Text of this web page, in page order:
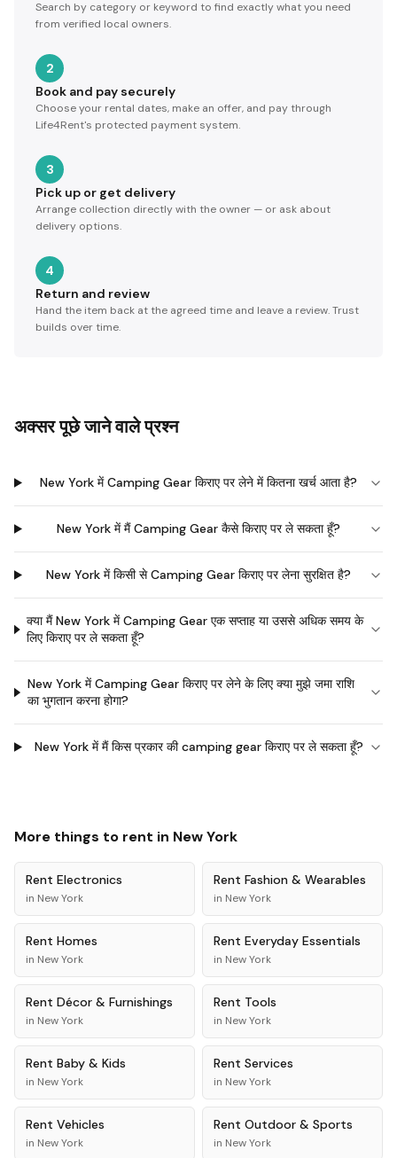
Search by category or keyword to find exactly what you need
from verified local owners.
2
Book and pay securely
Choose your rental dates, make an offer, and pay through
Life4Rent's protected payment system.
3
Pick up or get delivery
Arrange collection directly with the owner — or ask about
delivery options.
4
Return and review
Hand the item back at the agreed time and leave a review. Trust
builds over time.
अक्सर पूछे जाने वाले प्रश्न
New York में Camping Gear किराए पर लेने में कितना खर्च आता है?
New York में मैं Camping Gear कैसे किराए पर ले सकता हूँ?
New York में किसी से Camping Gear किराए पर लेना सुरक्षित है?
क्या मैं New York में Camping Gear एक सप्ताह या उससे अधिक समय के
लिए किराए पर ले सकता हूँ?
New York में Camping Gear किराए पर लेने के लिए क्या मुझे जमा राशि
का भुगतान करना होगा?
New York में मैं किस प्रकार की camping gear किराए पर ले सकता हूँ?
More things to rent in New York
Rent Electronics
in New York
Rent Fashion & Wearables
in New York
Rent Homes
in New York
Rent Everyday Essentials
in New York
Rent Décor & Furnishings
in New York
Rent Tools
in New York
Rent Baby & Kids
in New York
Rent Services
in New York
Rent Vehicles
in New York
Rent Outdoor & Sports
in New York